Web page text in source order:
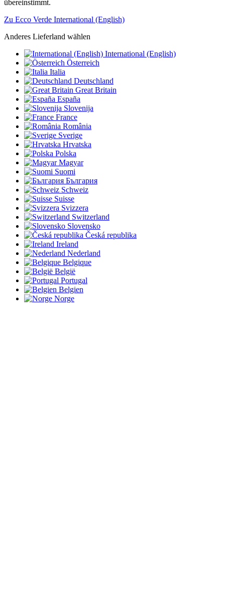
übereinstimmt.
Zu Ecco Verde International (English)
Anderes Lieferland wählen
International (English)
Österreich
Italia
Deutschland
Great Britain
España
Slovenija
France
România
Sverige
Hrvatska
Polska
Magyar
Suomi
България
Schweiz
Suisse
Svizzera
Switzerland
Slovensko
Česká republika
Ireland
Nederland
Belgique
België
Portugal
Belgien
Norge